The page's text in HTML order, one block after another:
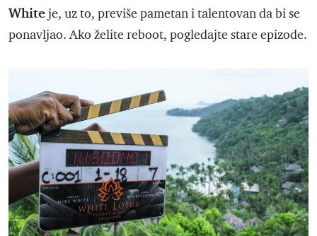
Whiteje, uz to, previše pametan i talentovan da bi se
ponavljao. Ako želite reboot, pogledajte stare epizode.